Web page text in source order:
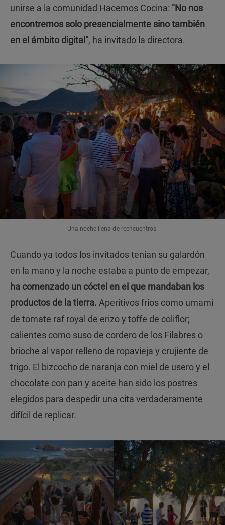
unirse a la comunidad Hacemos Cocina: "No nos
encontremos solo presencialmente sino también
en el ámbito digital", ha invitado la directora.
Una noche llena de reencuentros.
Cuando ya todos los invitados tenían su galardón
en la mano y la noche estaba a punto de empezar,
ha comenzado un cóctel en el que mandaban los
productos de la tierra. Aperitivos fríos como umami
de tomate raf royal de erizo y toffe de coliflor;
calientes como suso de cordero de los Filabres o
brioche al vapor relleno de ropavieja y crujiente de
trigo. El bizcocho de naranja con miel de usero y el
chocolate con pan y aceite han sido los postres
elegidos para despedir una cita verdaderamente
difícil de replicar.